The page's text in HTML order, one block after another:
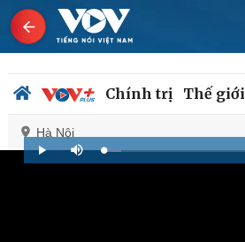
Chính trị Thế giới
Hà Nội
Play Mute Loaded:
11.57%